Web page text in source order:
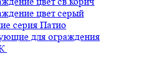
цвет серый
серия Патио
для ограждения